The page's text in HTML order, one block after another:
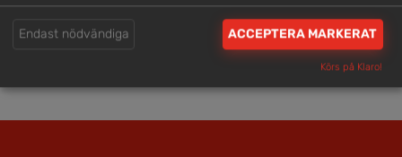
Brett och samlat utbud
Vi har en välsorterad maskinpark med hög
Endast nödvändiga ACCEPTERA MARKERAT
Körs på Klaro!